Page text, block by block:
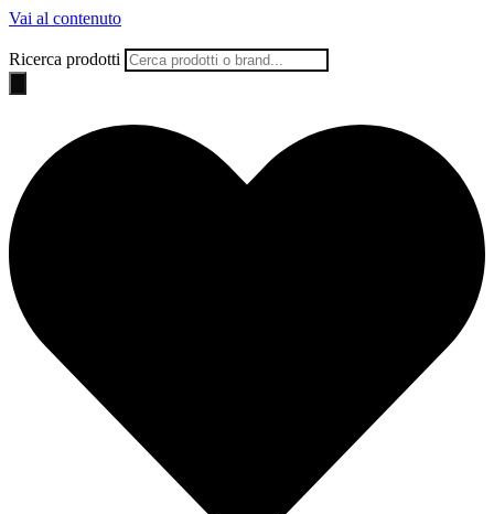
Vai al contenuto
Ricerca prodotti